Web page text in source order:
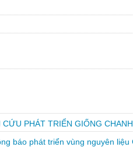
CỨU PHÁT TRIỂN GIỐNG
báo phát triển vùng nguyên liệu